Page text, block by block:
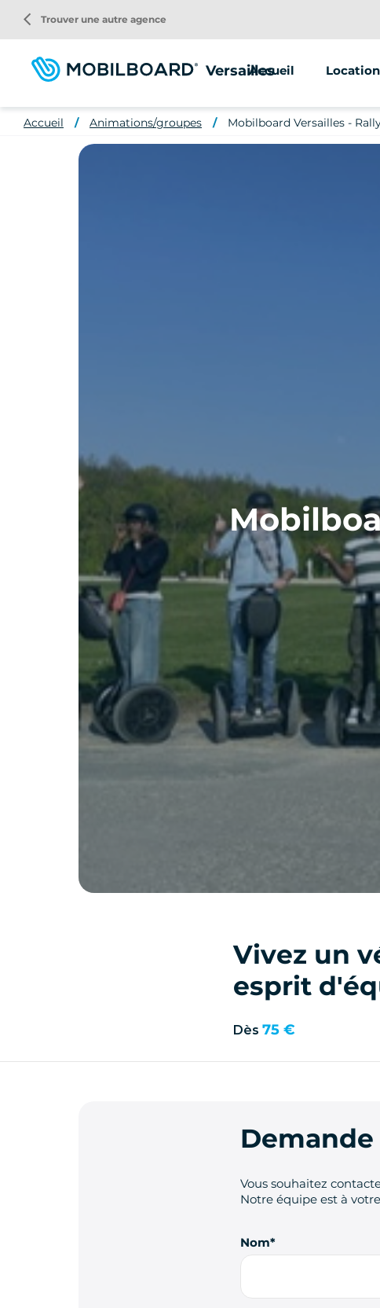
contenu
principal
Versailles
Accueil
arrow_back_ios Trouver une autre agence
Accueil Animations/groupes Mobilboard Versailles -
Vivez un
esprit
Dès 75 €
Vous souhaitez
Notre équipe est à
Nom